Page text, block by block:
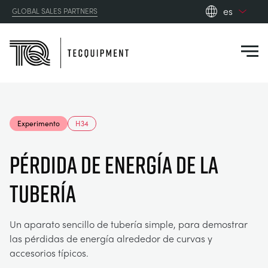
GLOBAL SALES PARTNERS
es
zh
AERODINÁMICA
ENERGÍA SOLAR
INGENIERÍA DE CONTROL
OPTICAL EXTENSOMETRY
AEROESPACIAL
AGRICULTURA
AUTOMOTRIZ
RESOURCES
DOWNLOADS
BLOG
ABOUT US
CONTACT US
Experimento H34
PÉRDIDA DE ENERGÍA DE LA
TUBERÍA
Un aparato sencillo de tubería simple, para demostrar
las pérdidas de energía alrededor de curvas y
accesorios típicos.